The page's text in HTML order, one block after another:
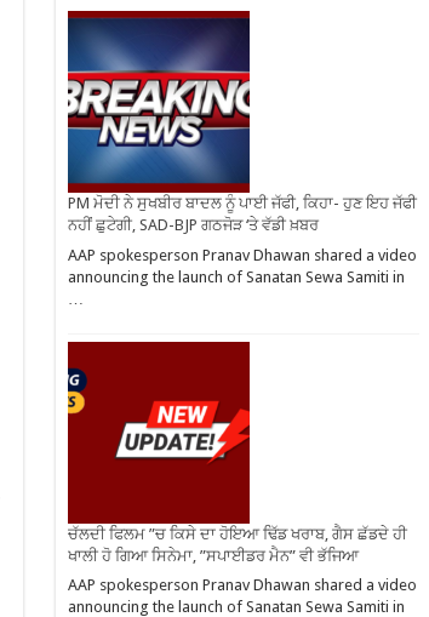
PM ਮੋਦੀ ਨੇ ਸੁਖਬੀਰ ਬਾਦਲ ਨੂੰ ਪਾਈ ਜੱਫੀ, ਕਿਹਾ- ਹੁਣ ਇਹ ਜੱਫੀ
ਨਹੀਂ ਛੁਟੇਗੀ, SAD-BJP ਗਠਜੋੜ ‘ਤੇ ਵੱਡੀ ਖ਼ਬਰ
AAP spokesperson Pranav Dhawan shared a video
announcing the launch of Sanatan Sewa Samiti in
ਚੱਲਦੀ ਫਿਲਮ ”ਚ ਕਿਸੇ ਦਾ ਹੋਇਆ ਢਿੱਡ ਖਰਾਬ, ਗੈਸ ਛੱਡਦੇ ਹੀ
ਖਾਲੀ ਹੋ ਗਿਆ ਸਿਨੇਮਾ, ”ਸਪਾਈਡਰ ਮੈਨ” ਵੀ ਭੱਜਿਆ
AAP spokesperson Pranav Dhawan shared a video
announcing the launch of Sanatan Sewa Samiti in